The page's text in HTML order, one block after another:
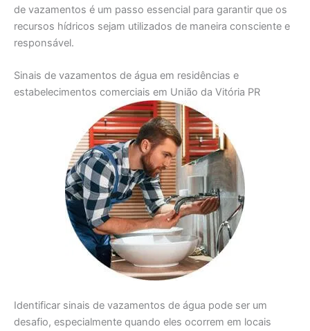
de vazamentos é um passo essencial para garantir que os
recursos hídricos sejam utilizados de maneira consciente e
responsável.
Sinais de vazamentos de água em residências e
estabelecimentos comerciais em União da Vitória PR
Identificar sinais de vazamentos de água pode ser um
desafio, especialmente quando eles ocorrem em locais